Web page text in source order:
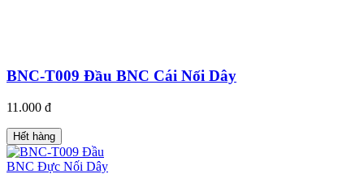
BNC-T009 Đầu BNC Cái Nối Dây
11.000 đ
Hết hàng